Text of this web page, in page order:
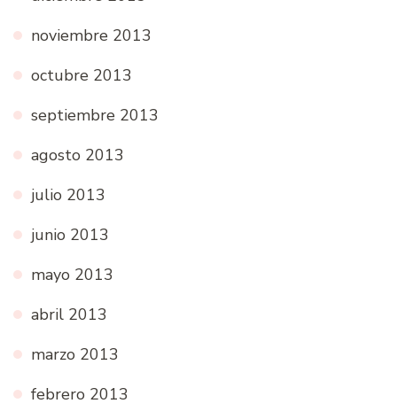
noviembre 2013
octubre 2013
septiembre 2013
agosto 2013
julio 2013
junio 2013
mayo 2013
abril 2013
marzo 2013
febrero 2013